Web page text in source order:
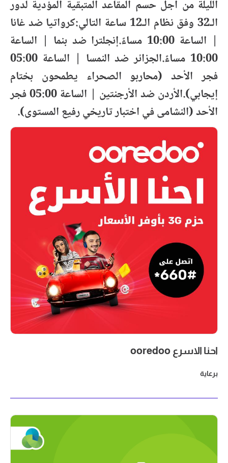
الليلة من أجل حسم المقاعد المتبقية المؤدية لدور
الـ32 وفق نظام الـ12 ساعة التالي:كرواتيا ضد غانا
| الساعة 10:00 مساءً.إنجلترا ضد بنما | الساعة
10:00 مساءً.الجزائر ضد النمسا | الساعة 05:00
فجر الأحد (محاربو الصحراء يطمحون بختام
إيجابي).الأردن ضد الأرجنتين | الساعة 05:00 فجر
الأحد (النشامى في اختبار تاريخي رفيع المستوى).
احنا الاسرع ooredoo
برعاية